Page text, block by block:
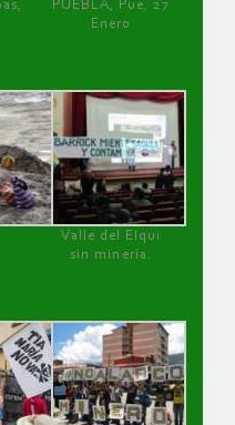
PUEBLA, Pue, 27
Enero
Valle del Elqui
sin minería.